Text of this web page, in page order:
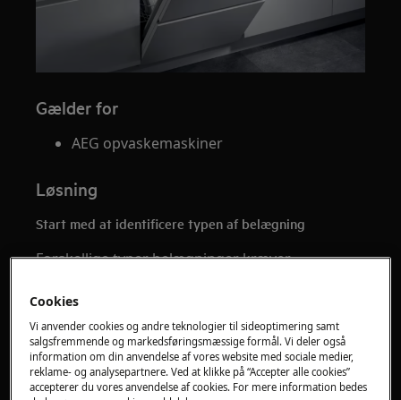
Gælder for
AEG opvaskemaskiner
Løsning
Start med at identificere typen af belægning
Forskellige typer belægninger kræver
Prøv forsigtigt at tørre belægningen af.
kan belægningen fjernes → typisk salt-
Cookies
Vi anvender cookies og andre teknologier til sideoptimering samt
salgsfremmende og markedsføringsmæssige formål. Vi deler også
information om din anvendelse af vores website med sociale medier,
reklame- og analysepartnere. Ved at klikke på “Accepter alle cookies”
accepterer du vores anvendelse af cookies. For mere information bedes